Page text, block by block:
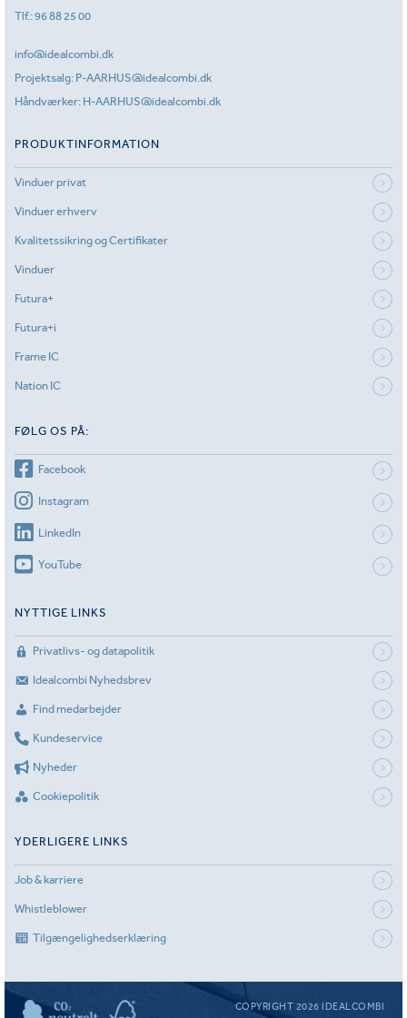
Tlf.:96 88 25 00
info@idealcombi.dk
Projektsalg: P-AARHUS@idealcombi.dk
Håndværker: H-AARHUS@idealcombi.dk
PRODUKTINFORMATION
Vinduer privat
Vinduer erhverv
Kvalitetssikring og Certifikater
Vinduer
Futura+
Futura+i
Frame IC
Nation IC
FØLG OS PÅ:
Facebook
Instagram
LinkedIn
YouTube
NYTTIGE LINKS
Privatlivs- og datapolitik
Idealcombi Nyhedsbrev
Find medarbejder
Kundeservice
Nyheder
Cookiepolitik
YDERLIGERE LINKS
Job & karriere
Whistleblower
Tilgængelighedserklæring
COPYRIGHT 2026 IDEALCOMBI